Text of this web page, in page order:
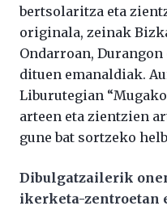
bertsolaritza eta
originala, zeinak
Ondarroan,
dituen emanaldiak.
Liburutegian
arteen eta zientzien
gune bat sortzeko
Dibulgatzailerik
ikerketa-zentroetan